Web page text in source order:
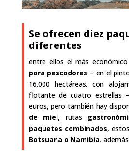
Se ofrecen diez
diferentes
entre ellos el más económico
para pescadores – en el
16.000 hectáreas, con
flotante de cuatro estrellas
euros, pero también hay
de miel, rutas
paquetes combinados,
Botsuana o Namibia,